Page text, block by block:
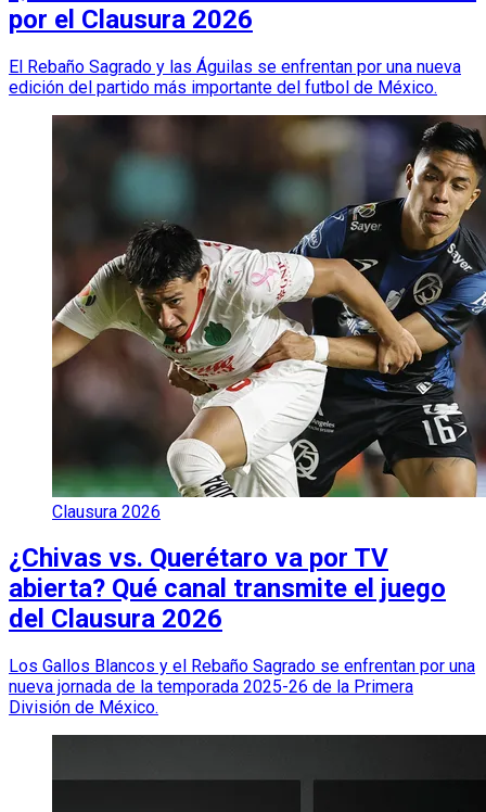
por el Clausura 2026
El Rebaño Sagrado y las Águilas se enfrentan por una nueva
edición del partido más importante del futbol de México.
Clausura 2026
¿Chivas vs. Querétaro va por TV
abierta? Qué canal transmite el juego
del Clausura 2026
Los Gallos Blancos y el Rebaño Sagrado se enfrentan por una
nueva jornada de la temporada 2025-26 de la Primera
División de México.